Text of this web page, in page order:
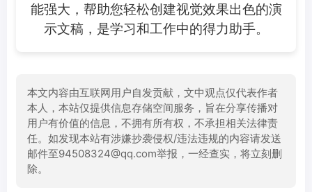
能强大，帮助您轻松创建视觉效果出色的演
示文稿，是学习和工作中的得力助手。
本文内容由互联网用户自发贡献，文中观点仅代表作者
本人，本站仅提供信息存储空间服务，旨在分享传播对
用户有价值的信息，不拥有所有权，不承担相关法律责
任。如发现本站有涉嫌抄袭侵权/违法违规的内容请发送
邮件至94508324@qq.com举报，一经查实，将立刻删
除。